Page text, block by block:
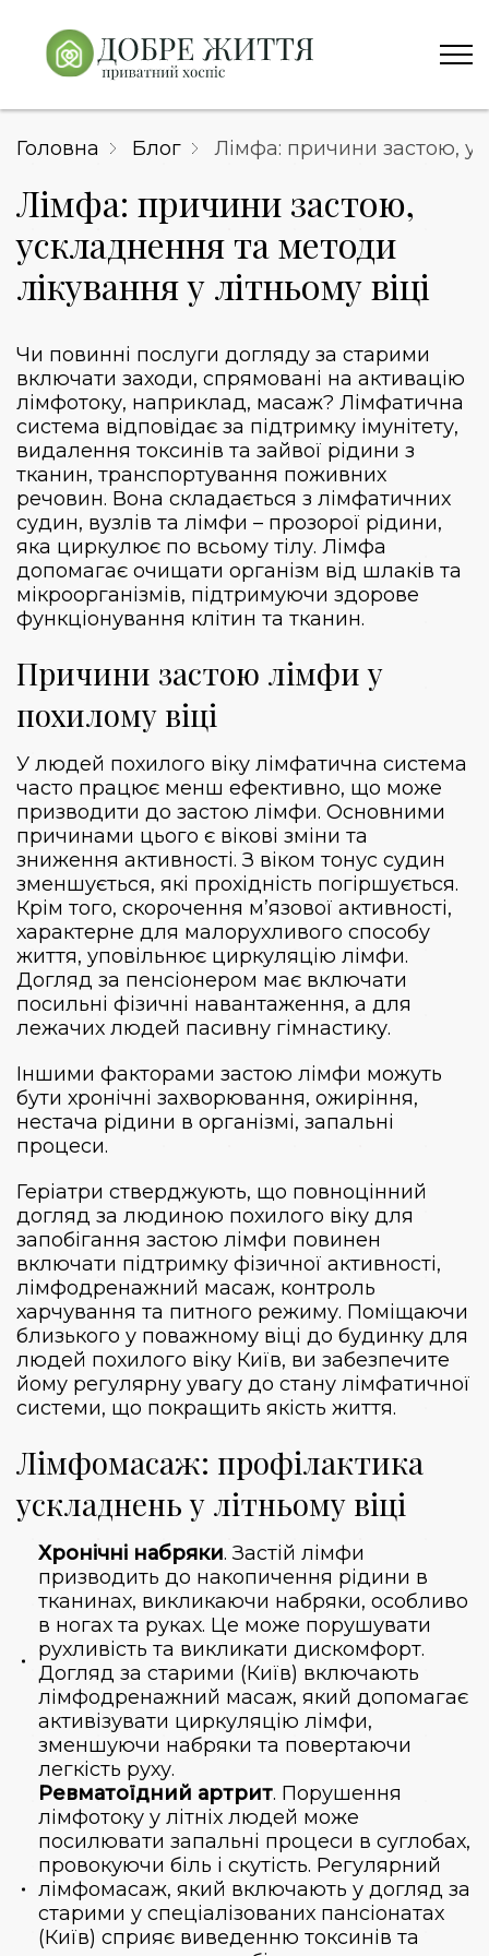
Головна Блог Лімфа: причини застою,
Лімфа: причини застою,
ускладнення та методи
лікування у літньому віці
Чи повинні послуги догляду за старими
включати заходи, спрямовані на активацію
лімфотоку, наприклад, масаж? Лімфатична
система відповідає за підтримку імунітету,
видалення токсинів та зайвої рідини з
тканин, транспортування поживних
речовин. Вона складається з лімфатичних
судин, вузлів та лімфи – прозорої рідини,
яка циркулює по всьому тілу. Лімфа
допомагає очищати організм від шлаків та
мікроорганізмів, підтримуючи здорове
функціонування клітин та тканин.
Причини застою лімфи у
похилому віці
У людей похилого віку лімфатична система
часто працює менш ефективно, що може
призводити до застою лімфи. Основними
причинами цього є вікові зміни та
зниження активності. З віком тонус судин
зменшується, які прохідність погіршується.
Крім того, скорочення м’язової активності,
характерне для малорухливого способу
життя, уповільнює циркуляцію лімфи.
Догляд за пенсіонером має включати
посильні фізичні навантаження, а для
лежачих людей пасивну гімнастику.
Іншими факторами застою лімфи можуть
бути хронічні захворювання, ожиріння,
нестача рідини в організмі, запальні
процеси.
Геріатри стверджують, що повноцінний
догляд за людиною похилого віку для
запобігання застою лімфи повинен
включати підтримку фізичної активності,
лімфодренажний масаж, контроль
харчування та питного режиму. Поміщаючи
близького у поважному віці до будинку для
людей похилого віку Київ, ви забезпечите
йому регулярну увагу до стану лімфатичної
системи, що покращить якість життя.
Лімфомасаж: профілактика
ускладнень у літньому віці
Хронічні набряки. Застій лімфи
призводить до накопичення рідини в
тканинах, викликаючи набряки, особливо
в ногах та руках. Це може порушувати
рухливість та викликати дискомфорт.
Догляд за старими (Київ) включають
лімфодренажний масаж, який допомагає
активізувати циркуляцію лімфи,
зменшуючи набряки та повертаючи
легкість руху.
Ревматоїдний артрит. Порушення
лімфотоку у літніх людей може
посилювати запальні процеси в суглобах,
провокуючи біль і скутість. Регулярний
лімфомасаж, який включають у догляд за
старими у спеціалізованих пансіонатах
(Київ) сприяє виведенню токсинів та